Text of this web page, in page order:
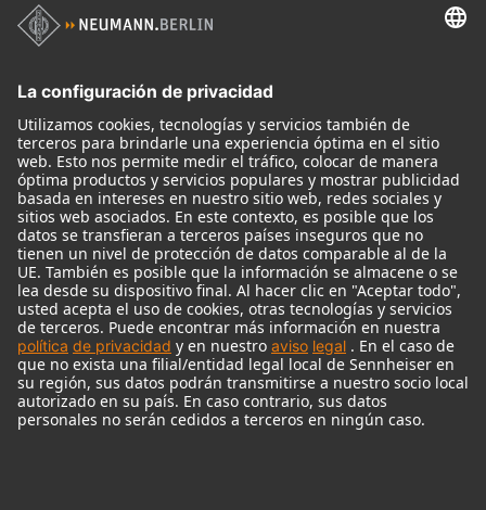
Micrófonos
Monitores
Monitor Accessories
Auriculares
Micrófonos Legendarios
Audio Interface